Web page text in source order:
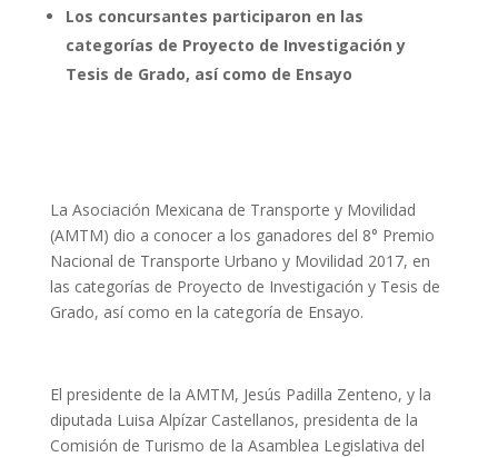
Los concursantes participaron en las
categorías de Proyecto de Investigación y
Tesis de Grado, así como de Ensayo
La Asociación Mexicana de Transporte y Movilidad
(AMTM) dio a conocer a los ganadores del 8° Premio
Nacional de Transporte Urbano y Movilidad 2017, en
las categorías de Proyecto de Investigación y Tesis de
Grado, así como en la categoría de Ensayo.
El presidente de la AMTM, Jesús Padilla Zenteno, y la
diputada Luisa Alpízar Castellanos, presidenta de la
Comisión de Turismo de la Asamblea Legislativa del